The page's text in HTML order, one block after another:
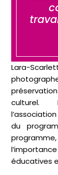
Lara-
l’association
du
éducatives